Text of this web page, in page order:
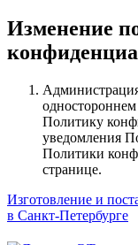
Изменение
Администрация
Политику
уведомления
Политики
странице.
Изготовление и
в Санкт-Петербурге